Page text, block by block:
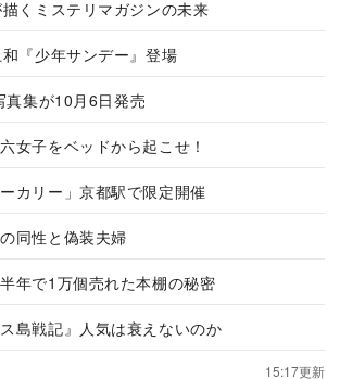
くミステリマガジンの未来
『少年サンデー』登場
真集が10月6日発売
女子をベッドから起こせ！
ーカリー」京都駅で限定開催
同性と偽装夫婦
年で1万個売れた本棚の秘密
島戦記』人気は衰えないのか
15:17更新